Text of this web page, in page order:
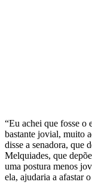
“Eu achei que fosse o
bastante jovial, muito
disse a senadora, que
Melquiades, que
uma postura menos
ela, ajudaria a afastar